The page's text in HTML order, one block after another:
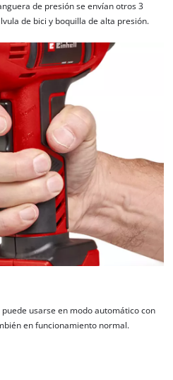
de presión se envían otros 3
de bici y boquilla de alta presión.
usarse en modo automático con
en funcionamiento normal.